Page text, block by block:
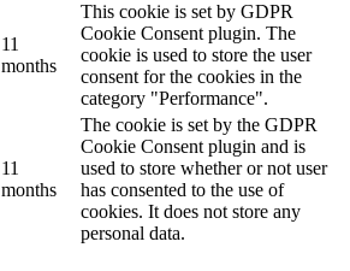
11
months
This cookie is set by GDPR
Cookie Consent plugin. The
cookie is used to store the user
consent for the cookies in the
category "Performance".
11
months
The cookie is set by the GDPR
Cookie Consent plugin and is
used to store whether or not user
has consented to the use of
cookies. It does not store any
personal data.